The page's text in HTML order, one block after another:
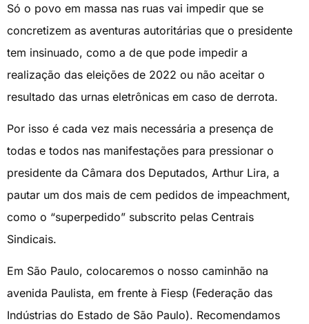
Só o povo em massa nas ruas vai impedir que se
concretizem as aventuras autoritárias que o presidente
tem insinuado, como a de que pode impedir a
realização das eleições de 2022 ou não aceitar o
resultado das urnas eletrônicas em caso de derrota.
Por isso é cada vez mais necessária a presença de
todas e todos nas manifestações para pressionar o
presidente da Câmara dos Deputados, Arthur Lira, a
pautar um dos mais de cem pedidos de impeachment,
como o “superpedido” subscrito pelas Centrais
Sindicais.
Em São Paulo, colocaremos o nosso caminhão na
avenida Paulista, em frente à Fiesp (Federação das
Indústrias do Estado de São Paulo). Recomendamos